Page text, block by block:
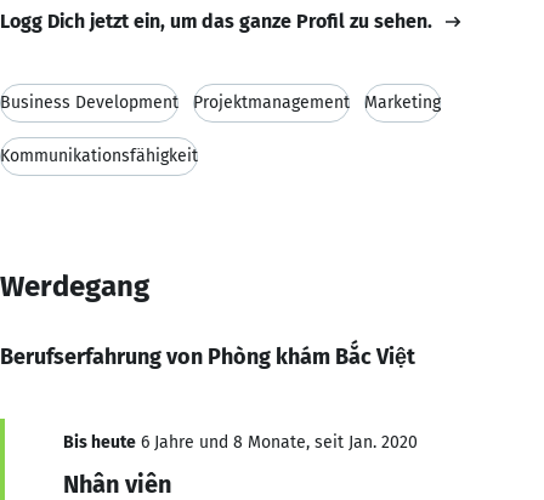
Logg Dich jetzt ein, um das ganze Profil zu sehen.
Business Development Projektmanagement Marketing
Kommunikationsfähigkeit
Werdegang
Berufserfahrung von Phòng khám Bắc Việt
Bis heute 6 Jahre und 8 Monate, seit Jan. 2020
Nhân viên